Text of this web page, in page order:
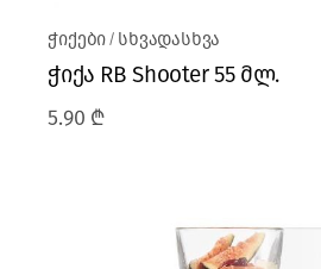
ჭიქები სხვადასხვა
ჭიქა RB Shooter 55 მლ.
5.90 ₾